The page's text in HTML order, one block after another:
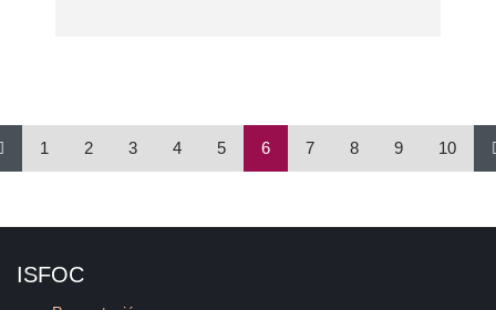
1 2 3 4 5 6 7 8 9 10
ISFOC